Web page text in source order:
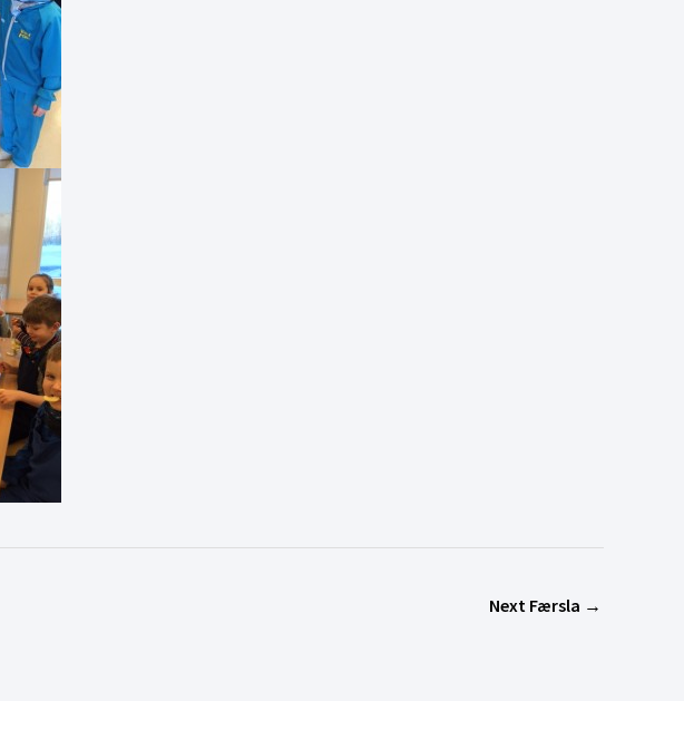
Next Færsla →